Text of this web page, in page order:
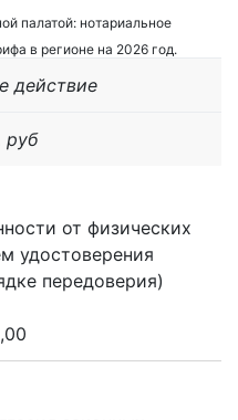
палатой: нотариальное
в регионе на 2026 год.
действие
руб
от физических
удостоверения
передоверия)